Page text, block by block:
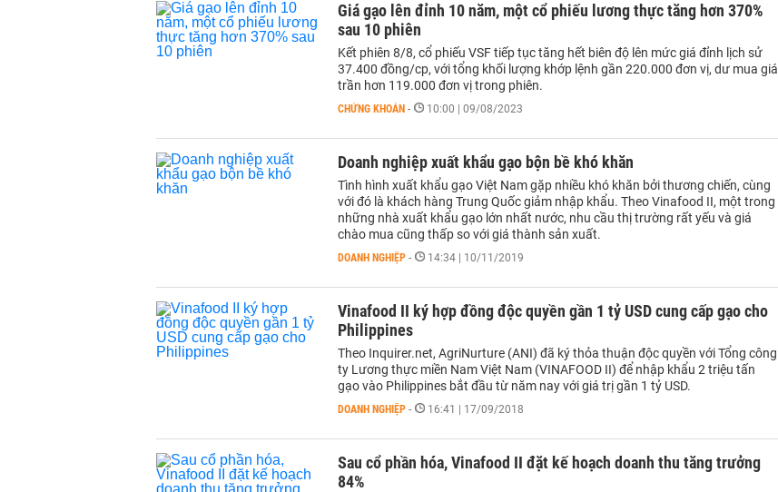
Giá gạo lên đỉnh 10 năm, một cổ phiếu lương thực tăng hơn 370%
sau 10 phiên
Kết phiên 8/8, cổ phiếu VSF tiếp tục tăng hết biên độ lên mức giá đỉnh lịch sử
37.400 đồng/cp, với tổng khối lượng khớp lệnh gần 220.000 đơn vị, dư mua giá
trần hơn 119.000 đơn vị trong phiên.
CHỨNG KHOÁN - 10:00 | 09/08/2023
Doanh nghiệp xuất khẩu gạo bộn bề khó khăn
Tình hình xuất khẩu gạo Việt Nam gặp nhiều khó khăn bởi thương chiến, cùng
với đó là khách hàng Trung Quốc giảm nhập khẩu. Theo Vinafood II, một trong
những nhà xuất khẩu gạo lớn nhất nước, nhu cầu thị trường rất yếu và giá
chào mua cũng thấp so với giá thành sản xuất.
DOANH NGHIỆP - 14:34 | 10/11/2019
Vinafood II ký hợp đồng độc quyền gần 1 tỷ USD cung cấp gạo cho
Philippines
Theo Inquirer.net, AgriNurture (ANI) đã ký thỏa thuận độc quyền với Tổng công
ty Lương thực miền Nam Việt Nam (VINAFOOD II) để nhập khẩu 2 triệu tấn
gạo vào Philippines bắt đầu từ năm nay với giá trị gần 1 tỷ USD.
DOANH NGHIỆP - 16:41 | 17/09/2018
Sau cổ phần hóa, Vinafood II đặt kế hoạch doanh thu tăng trưởng
84%